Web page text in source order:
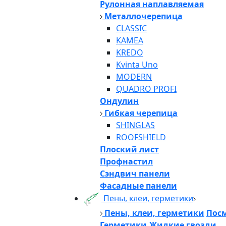
Рулонная наплавляемая
Металлочерепица
CLASSIC
KAMEA
KREDO
Kvinta Uno
MODERN
QUADRO PROFI
Ондулин
Гибкая черепица
SHINGLAS
ROOFSHIELD
Плоский лист
Профнастил
Сэндвич панели
Фасадные панели
Пены, клеи, герметики
Пены, клеи, герметики